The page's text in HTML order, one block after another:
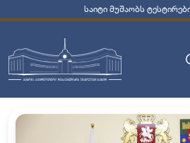
საიტი მუშაობს